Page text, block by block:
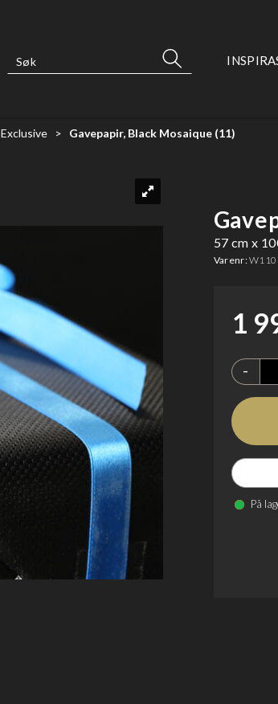
Exclusive > Gavepapir, Black Mosaique (11)
57 cm x
Varenr:
1
-
På